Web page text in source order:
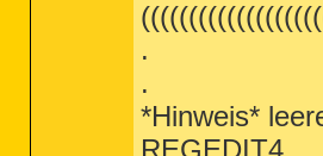
.
.
*Hinweis*